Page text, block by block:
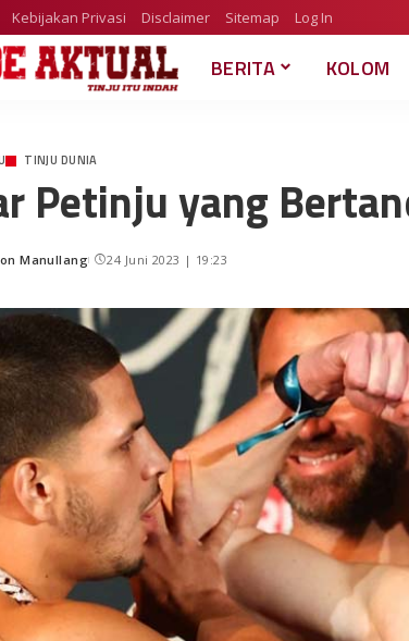
Kebijakan Privasi Disclaimer Sitemap Log In
BERITA KOLOM
TINJU DUNIA
Petinju yang
Manullang 24 Juni 2023 | 19:23